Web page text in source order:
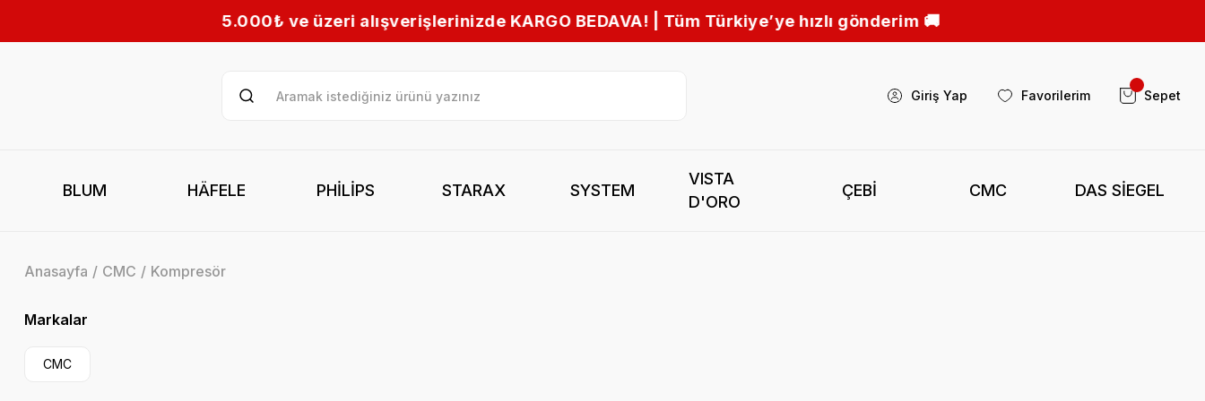
5.000₺ ve üzeri alışverişlerinizde KARGO BEDAVA! | Tüm Türkiye’ye hızlı gönderim 🚚
Giriş Yap Favorilerim Sepet
BLUM HÄFELE PHİLİPS STARAX SYSTEM
VISTA
D'ORO
ÇEBİ CMC DAS SİEGEL
Anasayfa CMC Kompresör
Markalar
CMC